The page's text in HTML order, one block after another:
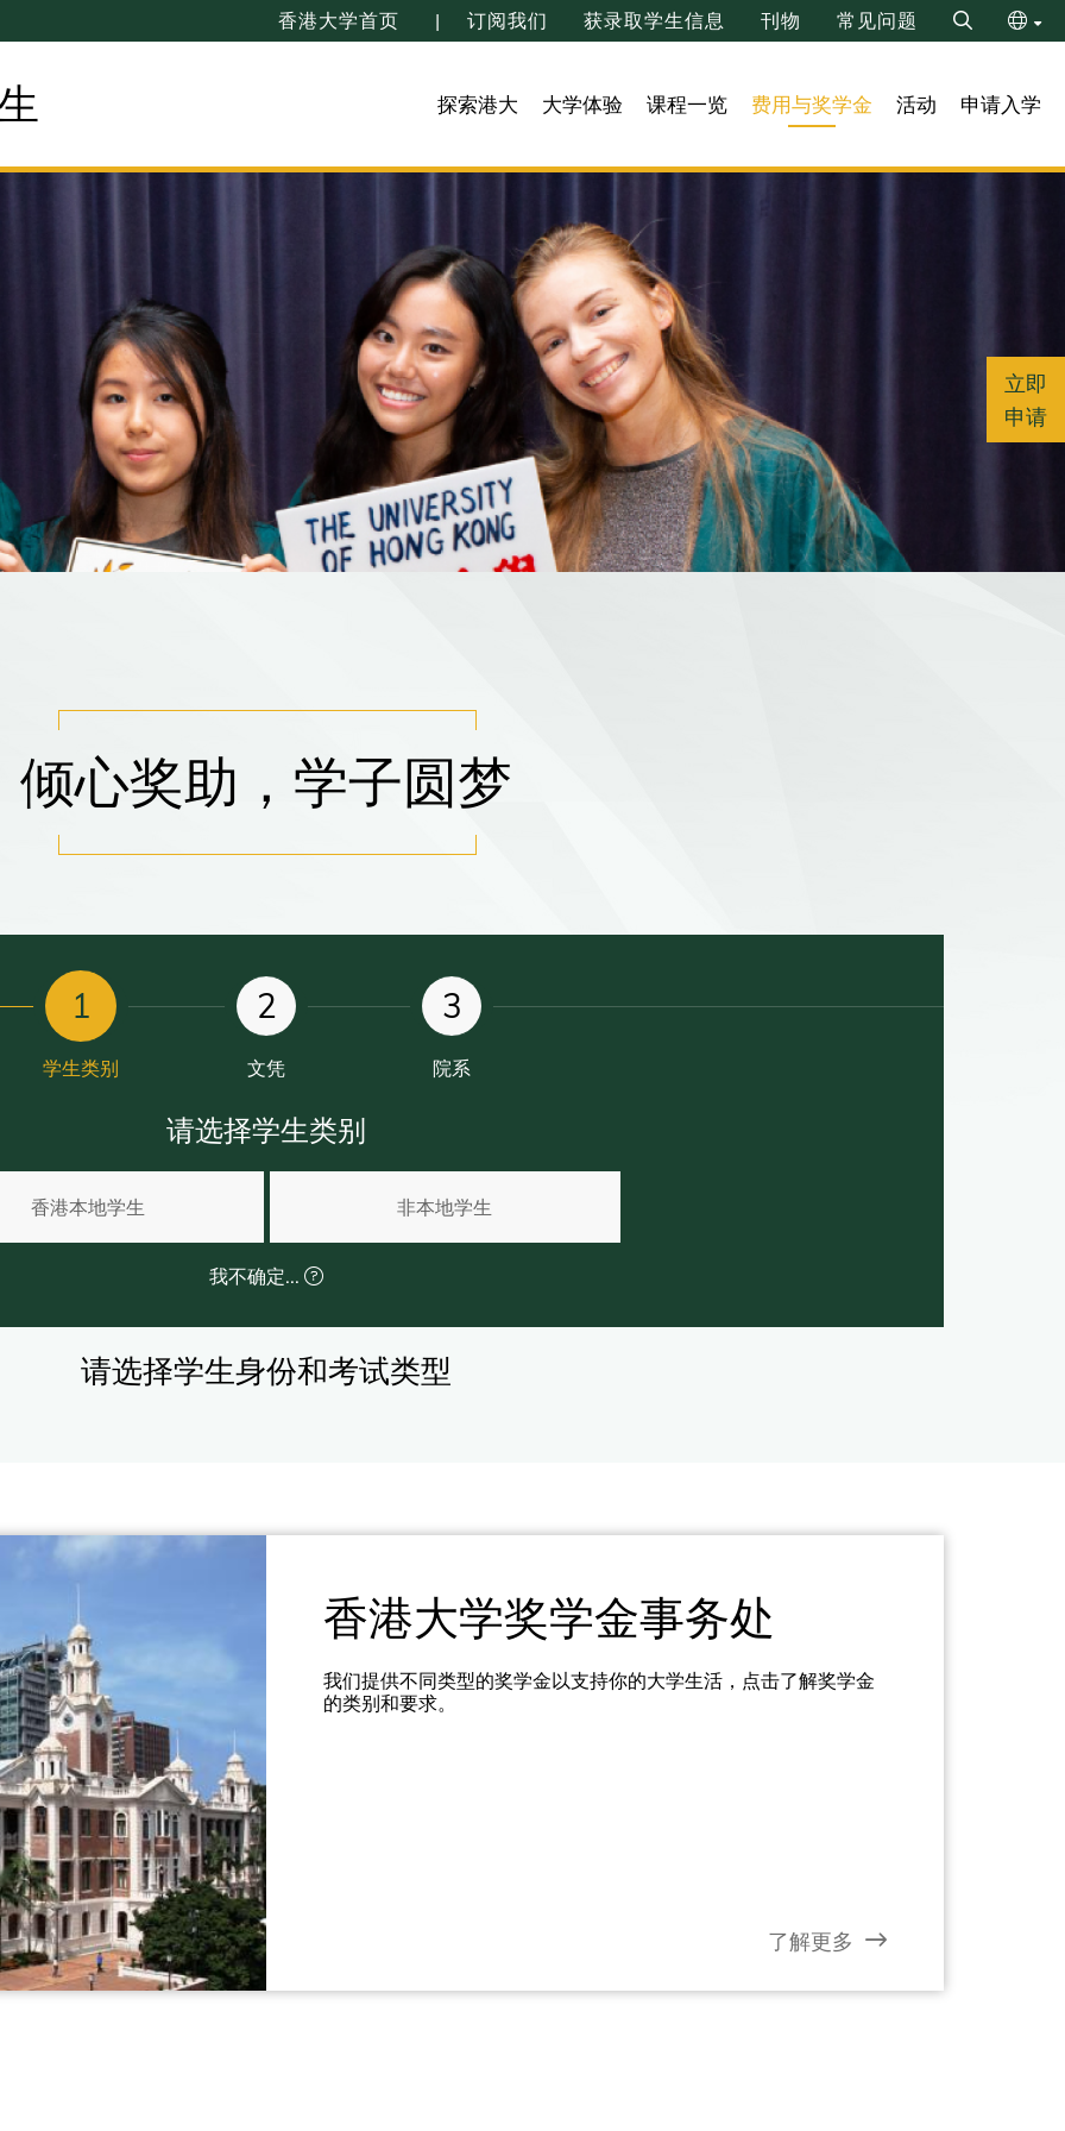
香港大学首页 订阅我们 获录取学生信息 刊物 常见问题
Search
繁
探索港大 大学体验 课程一览 费用与奖学金 活动 申请入学
倾心奖助，学子圆梦
1
学生类别
2
文凭
3
院系
请选择学生类别
香港本地学生 非本地学生
我不确定...
请选择学生身份和考试类型
香港大学奖学金事务处
我们提供不同类型的奖学金以支持你的大学生活，点击了解奖学金
的类别和要求。
了解更多
立即
申请